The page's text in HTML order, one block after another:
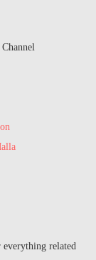
related